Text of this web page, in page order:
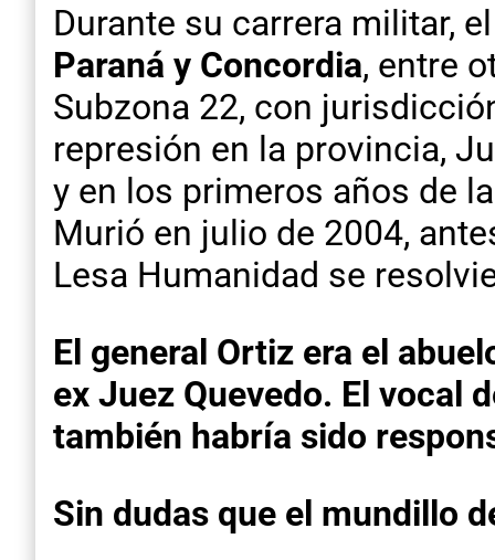
Durante su carrera militar,
Paraná y Concordia, entre
Subzona 22, con
represión en la provincia,
y en los primeros años de
Murió en julio de 2004,
Lesa Humanidad se
El general Ortiz era el
ex Juez Quevedo. El vocal
también habría sido
Sin dudas que el mundillo